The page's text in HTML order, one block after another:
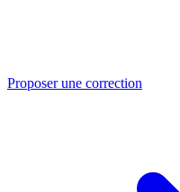
Proposer une correction